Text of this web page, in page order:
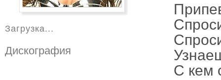
С кем
Загрузка...
Дискография